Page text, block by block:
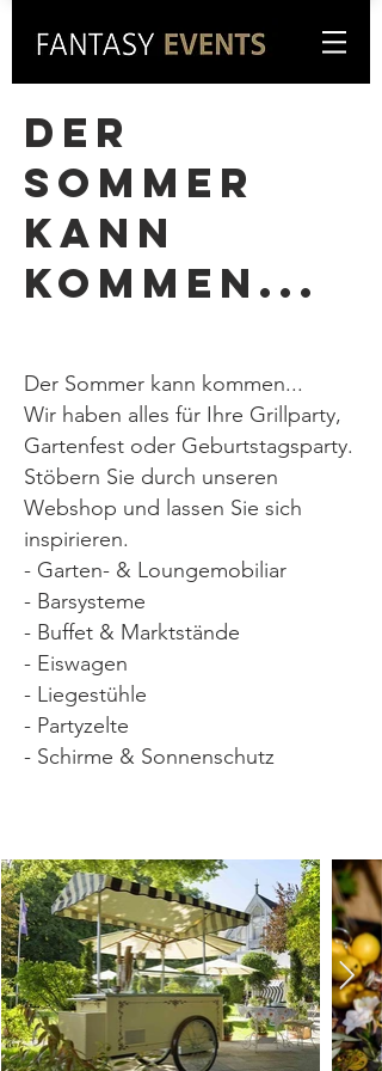
DER
SOMMER
KANN
KOMMEN...
Der Sommer kann kommen...
Wir haben alles für Ihre Grillparty,
Gartenfest oder Geburtstagsparty.
Stöbern Sie durch unseren
Webshop und lassen Sie sich
inspirieren.
- Garten- & Loungemobiliar
- Barsysteme
- Buffet & Marktstände
- Eiswagen
- Liegestühle
- Partyzelte
- Schirme & Sonnenschutz